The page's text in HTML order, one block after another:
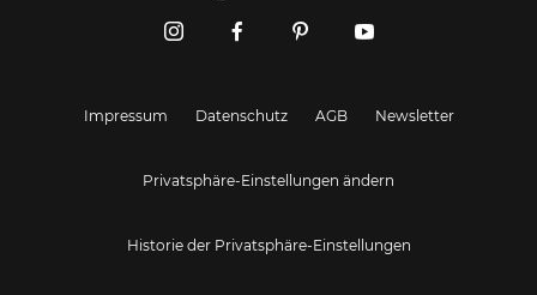
Impressum Datenschutz AGB Newsletter
Privatsphäre-Einstellungen ändern
Historie der Privatsphäre-Einstellungen